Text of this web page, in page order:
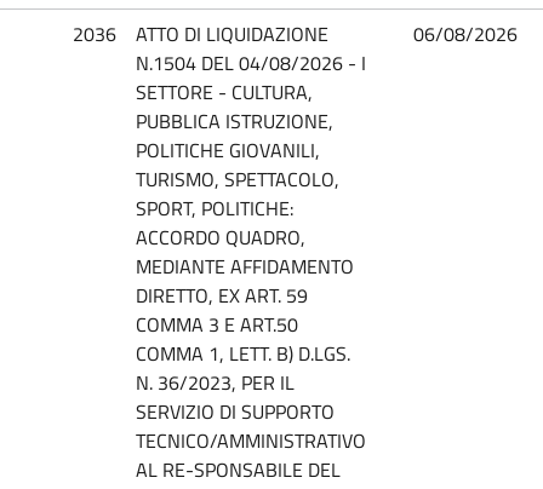
2036
ATTO DI LIQUIDAZIONE
N.1504 DEL 04/08/2026 - I
SETTORE - CULTURA,
PUBBLICA ISTRUZIONE,
POLITICHE GIOVANILI,
TURISMO, SPETTACOLO,
SPORT, POLITICHE:
ACCORDO QUADRO,
MEDIANTE AFFIDAMENTO
DIRETTO, EX ART. 59
COMMA 3 E ART.50
COMMA 1, LETT. B) D.LGS.
N. 36/2023, PER IL
SERVIZIO DI SUPPORTO
TECNICO/AMMINISTRATIVO
AL RE-SPONSABILE DEL
06/08/2026